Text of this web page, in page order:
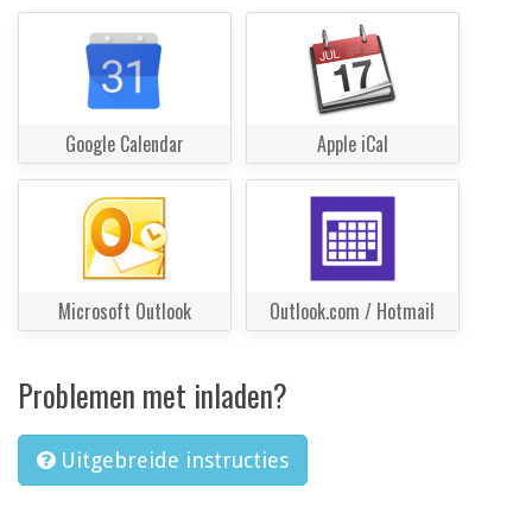
Google Calendar Apple iCal
Microsoft Outlook Outlook.com / Hotmail
Problemen met inladen?
Uitgebreide instructies